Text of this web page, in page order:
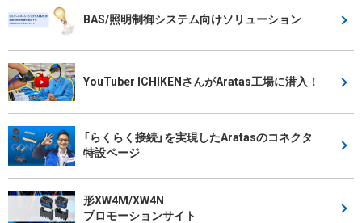
BAS/照明制御システム向けソリューション
YouTuber ICHIKENさんがAratas工場に潜入！
「らくらく接続」を実現したAratasのコネクタ
特設ページ
形XW4M/XW4N
プロモーションサイト